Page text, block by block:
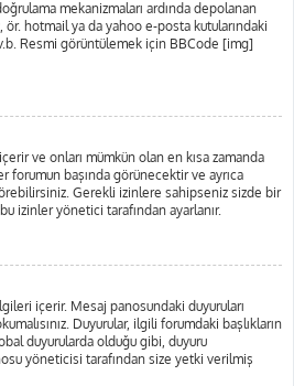
mekanizmaları ardında depolanan
hotmail ya da yahoo e-posta kutularındaki
Resmi görüntülemek için BBCode [img]
ve onları mümkün olan en kısa zamanda
forumun başında görünecektir ve ayrıca
Gerekli izinlere sahipseniz sizde bir
izinler yönetici tarafından ayarlanır.
içerir. Mesaj panosundaki duyuruları
Duyurular, ilgili forumdaki başlıkların
duyurularda olduğu gibi, duyuru
yöneticisi tarafından size yetki verilmiş